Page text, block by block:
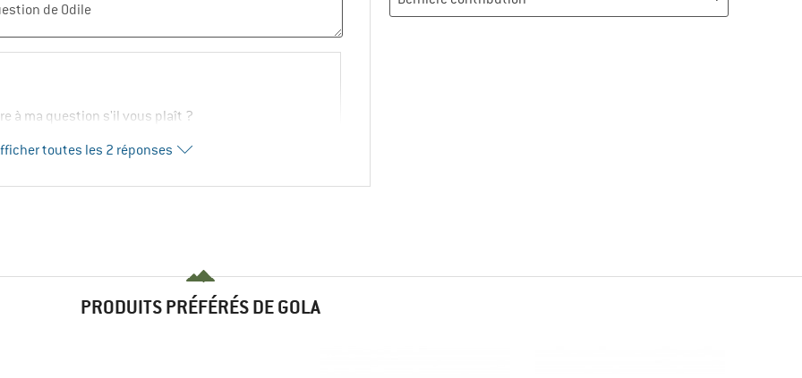
à ma question s'il vous plaît ?
0
toutes les 2 réponses
PRODUITS PRÉFÉRÉS DE GOLA